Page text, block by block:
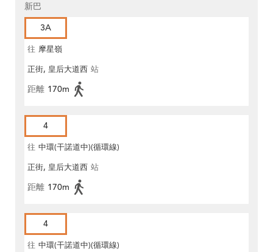
新巴
3A
往 摩星嶺
正街, 皇后大道西 站
距離 170m
4
往 中環(干諾道中)(循環線)
正街, 皇后大道西 站
距離 170m
4
往 中環(干諾道中)(循環線)